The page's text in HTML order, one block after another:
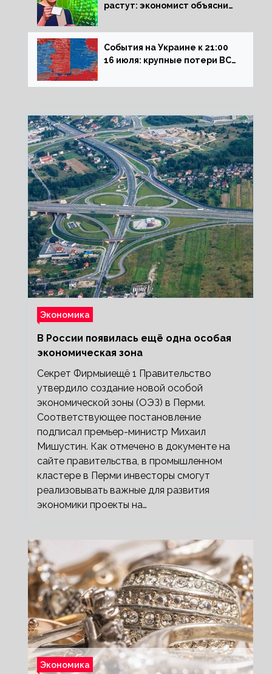
растут: экономист объяснил
на рынок РФ
События на Украине к 21:00
16 июля: крупные потери ВСУ
обстреливает Донбасс из
Экономика
В России появилась ещё одна особая
экономическая зона
Секрет Фирмыиещё 1 Правительство
утвердило создание новой особой
экономической зоны (ОЭЗ) в Перми.
Соответствующее постановление
подписал премьер-министр Михаил
Мишустин. Как отмечено в документе на
сайте правительства, в промышленном
кластере в Перми инвесторы смогут
реализовывать важные для развития
экономики проекты на…
Экономика